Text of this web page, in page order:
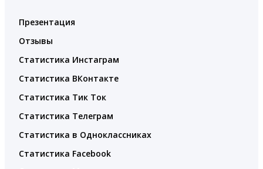
Презентация
Отзывы
Статистика Инстаграм
Статистика ВКонтакте
Статистика Тик Ток
Статистика Телеграм
Статистика в Одноклассниках
Статистика Facebook